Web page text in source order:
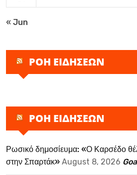
« Jun
ΡΟΗ ΕΙΔΗΣΕΩΝ
ΡΟΗ ΕΙΔΗΣΕΩΝ
Ρωσικό δημοσίευμα: «Ο Καρσέδο
στην Σπαρτάκ» August 8, 2026